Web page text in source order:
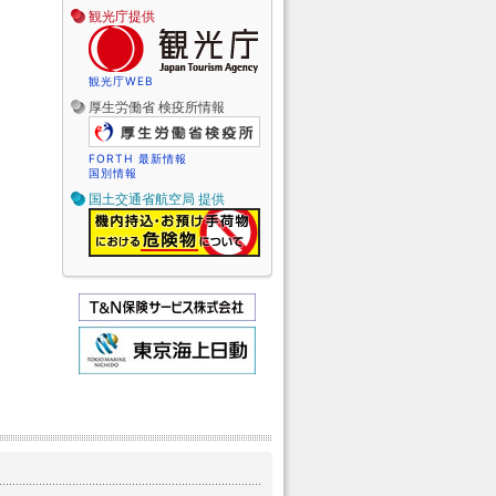
観光庁提供
観光庁WEB
厚生労働省 検疫所情報
FORTH 最新情報
国別情報
国土交通省航空局 提供